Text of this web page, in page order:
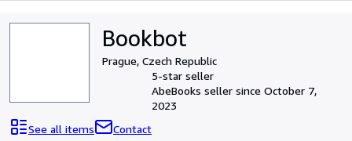
Browse Collections
Bookbot
Prague, Czech Republic
5-star seller
AbeBooks seller since October 7,
2023
See all items
Contact